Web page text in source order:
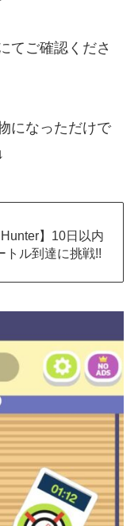
てご確認くださ
になっただけで
Hunter】10日以内
トル到達に挑戦!!